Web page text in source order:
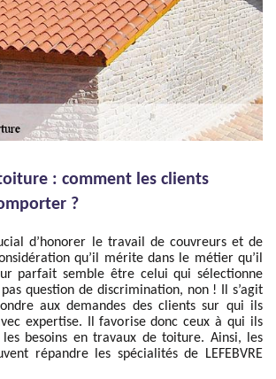
: comment les clients
?
d’honorer le travail de couvreurs et de
qu’il mérite dans le métier qu’il
parfait semble être celui qui sélectionne
pas question de discrimination, non ! Il s’agit
aux demandes des clients sur qui ils
expertise. Il favorise donc ceux à qui ils
besoins en travaux de toiture. Ainsi, les
répandre les spécialités de LEFEBVRE